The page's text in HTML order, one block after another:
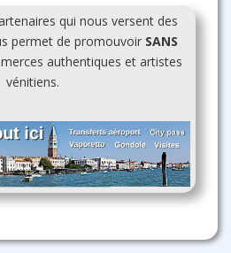
qui nous versent des
permet de promouvoir SANS
authentiques et artistes
vénitiens.